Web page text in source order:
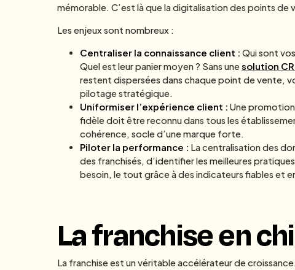
mémorable. C’est là que la digitalisation des points
Les enjeux sont nombreux :
Centraliser la connaissance client : Qui sont
Quel est leur panier moyen ? Sans unesolution
restent dispersées dans chaque point de vente,
pilotage stratégique.
Uniformiser l’expérience client : Une
fidèle doit être reconnu dans tous les
cohérence, socle d’une marque forte.
Piloter la performance : La centralisation des
des franchisés, d’identifier les meilleures
besoin, le tout grâce à des indicateurs fiables et
La franchise en
La franchise est un véritable accélérateur de